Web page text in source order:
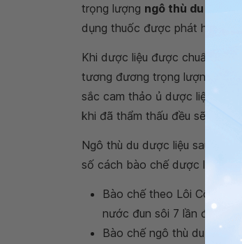
trọng lượng ngô thù du dược
dụng thuốc được phát huy
Khi dược liệu được chuẩn bị
tương đương trọng lượng
sắc cam thảo ủ dược liệu ngô
khi đã thẩm thấu đều sẽ được
Ngô thù du dược liệu sau khi
số cách bào chế dược liệu
Bào chế theo Lôi Công
nước đun sôi 7 lần đến
Bào chế ngô thù du theo